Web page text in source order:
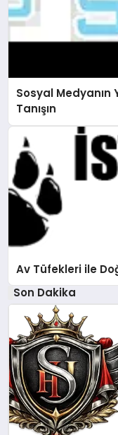
Sosyal Medyanın
Tanışın
Av Tüfekleri ile
Son Dakika